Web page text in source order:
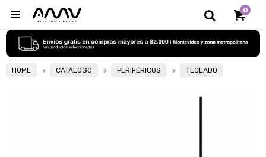
0

HOME CATÁLOGO PERIFÉRICOS TECLADO